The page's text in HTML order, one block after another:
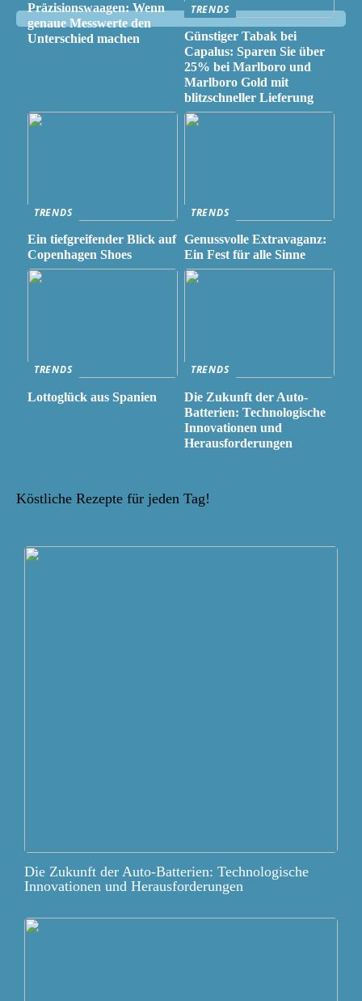
Präzisionswaagen: Wenn
genaue Messwerte den
Unterschied machen
TRENDS
Günstiger Tabak bei
Capalus: Sparen Sie über
25% bei Marlboro und
Marlboro Gold mit
blitzschneller Lieferung
TRENDS
Ein tiefgreifender Blick auf
Copenhagen Shoes
TRENDS
Genussvolle Extravaganz:
Ein Fest für alle Sinne
TRENDS
Lottoglück aus Spanien
TRENDS
Die Zukunft der Auto-
Batterien: Technologische
Innovationen und
Herausforderungen
Köstliche Rezepte für jeden Tag!
Die Zukunft der Auto-Batterien: Technologische
Innovationen und Herausforderungen